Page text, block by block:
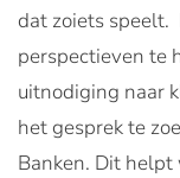
dat zoiets speelt.
perspectieven te
uitnodiging naar
het gesprek te
Banken. Dit helpt